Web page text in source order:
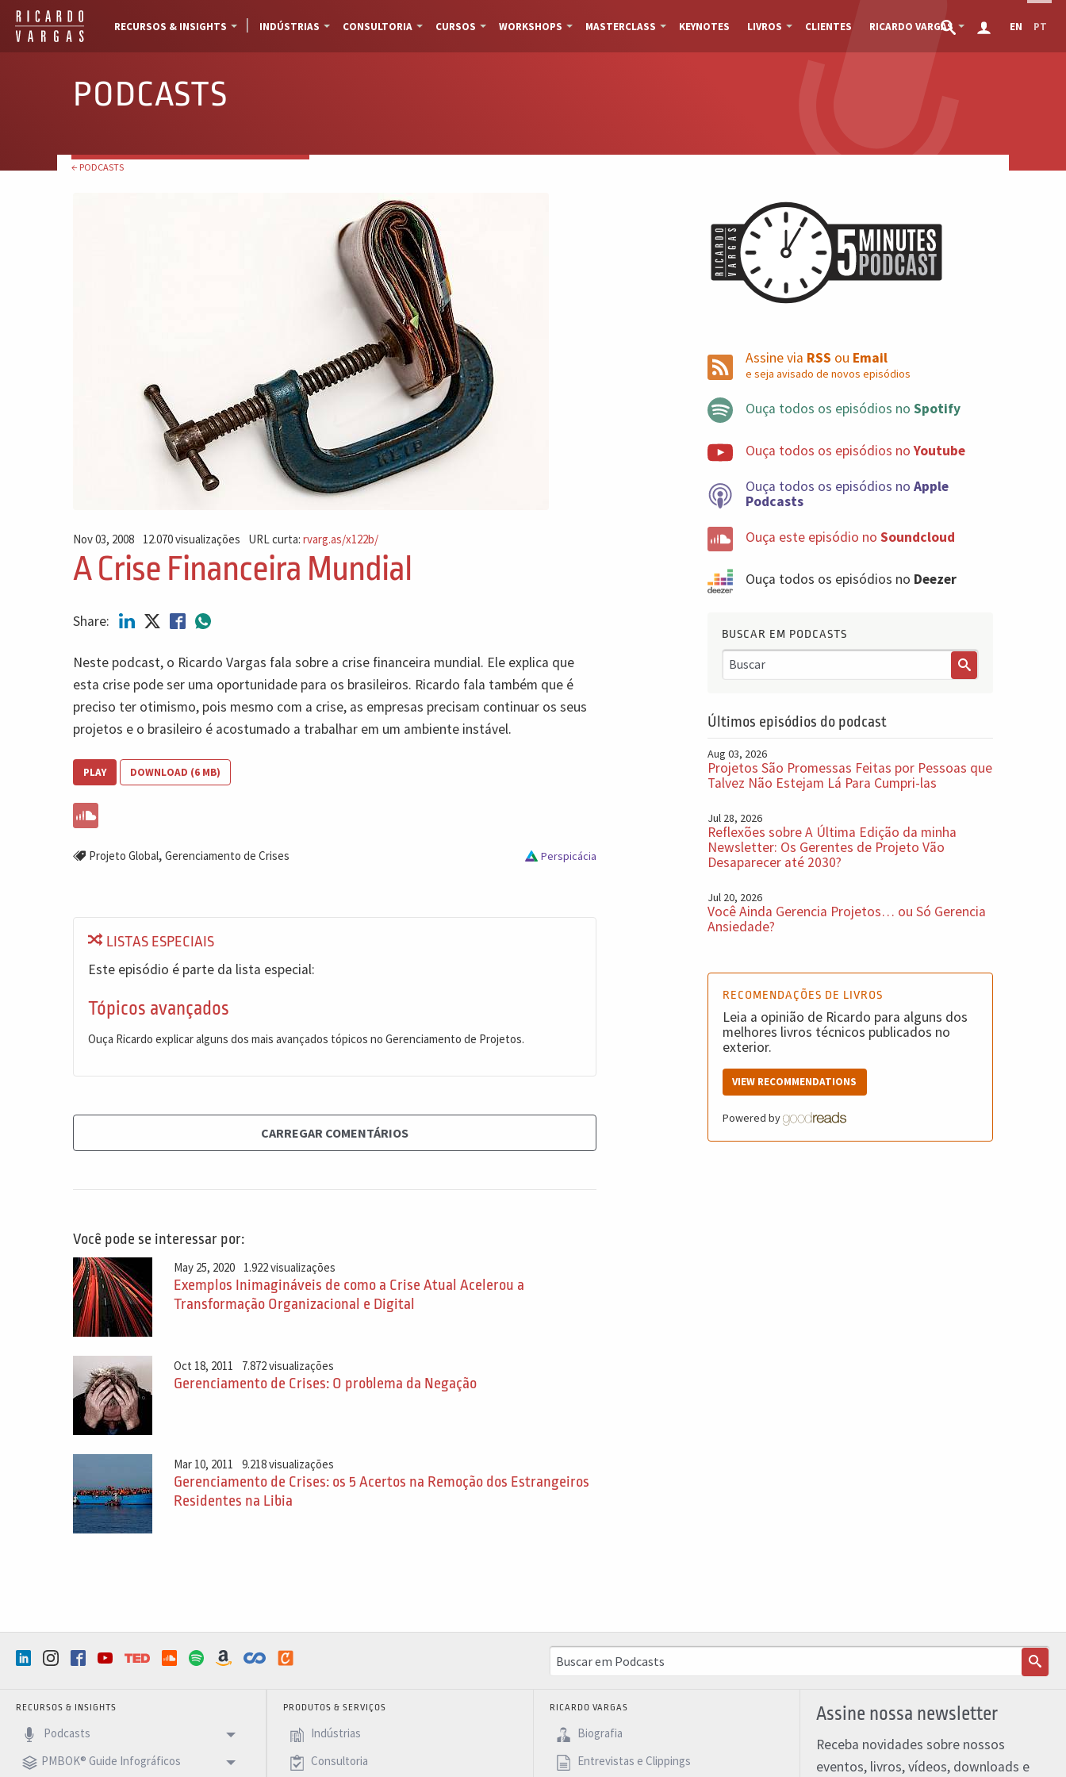
RECURSOS & INSIGHTS INDÚSTRIAS CONSULTORIA CURSOS WORKSHOPS MASTERCLASS KEYNOTES LIVROS CLIENTES RICARDO VARGAS EN PT
PODCASTS
← PODCASTS
Nov 03, 2008 12.070 visualizações URL curta:rvarg.as/x122b/
A Crise Financeira Mundial
Share:
Neste podcast, o Ricardo Vargas fala sobre a crise financeira mundial. Ele explica que
esta crise pode ser uma oportunidade para os brasileiros. Ricardo fala também que é
preciso ter otimismo, pois mesmo com a crise, as empresas precisam continuar os seus
projetos e o brasileiro é acostumado a trabalhar em um ambiente instável.
PLAY DOWNLOAD (6 MB)
Projeto Global, Gerenciamento de Crises Perspicácia
LISTAS ESPECIAIS
Este episódio é parte da lista especial:
Tópicos avançados
Ouça Ricardo explicar alguns dos mais avançados tópicos no Gerenciamento de Projetos.
CARREGAR COMENTÁRIOS
Você pode se interessar por:
May 25, 2020 1.922 visualizações
Exemplos Inimagináveis de como a Crise Atual Acelerou a
Transformação Organizacional e Digital
Oct 18, 2011 7.872 visualizações
Gerenciamento de Crises: O problema da Negação
Mar 10, 2011 9.218 visualizações
Gerenciamento de Crises: os 5 Acertos na Remoção dos Estrangeiros
Residentes na Libia
Assine via RSS ou Email
e seja avisado de novos episódios
Ouça todos os episódios no Spotify
Ouça todos os episódios noYoutube
Ouça todos os episódios no Apple
Podcasts
Ouça este episódio no Soundcloud
Ouça todos os episódios no Deezer
BUSCAR EM PODCASTS
Últimos episódios do podcast
Aug 03, 2026
Projetos São Promessas Feitas por Pessoas que
Talvez Não Estejam Lá Para Cumpri-las
Jul 28, 2026
Reflexões sobre A Última Edição da minha
Newsletter: Os Gerentes de Projeto Vão
Desaparecer até 2030?
Jul 20, 2026
Você Ainda Gerencia Projetos… ou Só Gerencia
Ansiedade?
RECOMENDAÇÕES DE LIVROS
Leia a opinião de Ricardo para alguns dos
melhores livros técnicos publicados no
exterior.
VIEW RECOMMENDATIONS
Powered by
RECURSOS & INSIGHTS
Podcasts
PMBOK® Guide Infográficos
PRODUTOS & SERVIÇOS
Indústrias
Consultoria
RICARDO VARGAS
Biografia
Entrevistas e Clippings
Assine nossa newsletter
Receba novidades sobre nossos
eventos, livros, vídeos, downloads e